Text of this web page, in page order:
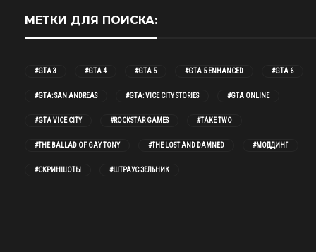
МЕТКИ ДЛЯ ПОИСКА:
#GTA 3 #GTA 4 #GTA 5 #GTA 5 ENHANCED #GTA 6
#GTA: SAN ANDREAS #GTA: VICE CITY STORIES #GTA ONLINE
#GTA VICE CITY #ROCKSTAR GAMES #TAKE TWO
#THE BALLAD OF GAY TONY #THE LOST AND DAMNED #МОДДИНГ
#СКРИНШОТЫ #ШТРАУС ЗЕЛЬНИК